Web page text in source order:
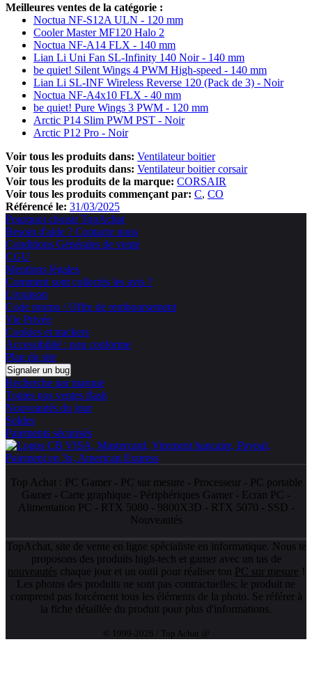
Meilleures ventes de la catégorie :
Noctua NF-S12A ULN - 120 mm
Cooler Master MF120 Halo 2
Noctua NF-A14 FLX - 140 mm
Lian Li Uni Fan SL-Infinity 140 Noir - 140 mm
be quiet! Silent Wings 4 PWM High-speed - 140 mm
Lian Li SL-INF Wireless Reverse 120 (Pack de 3) - Noir
Noctua NF-A4x10 FLX - 40 mm
be quiet! Pure Wings 3 PWM - 120 mm
Arctic P14 Slim PWM PST - Noir
Arctic P12 Pro - Noir
Voir tous les produits dans: Ventilateur boitier
Voir tous les produits dans: Ventilateur boitier corsair
Voir tous les produits de la marque: CORSAIR
Voir tous les produits commençant par: C CO
Référencé le: 31/03/2025
Pourquoi choisir TopAchat
Besoin d'aide ? Contacte nous
Conditions Générales de vente
CGU
Mentions légales
Comment sont collectés les avis ?
Livraison
Code promo / Offre de remboursement
Vie Privée
Cookies et trackers
Accessibilité : non conforme
Plan du site
Signaler un bug
Recherche par marque
Toutes nos ventes flash
Nouveautés du jour
Soldes
Paiements sécurisés
Top Achat : PC Gamer- PC sur mesure - Processeur- PC portable
Gamer - Carte graphique - Périphériques Gamer - Ecran PC -
Alimentation PC - RTX 5080 - 9800X3D - RTX 5070 - SSD -
Nouveautés
TopAchat, site de vente en ligne spécialiste en informatique. Nous te
proposons des produits high-tech et gamer avec un tas de
nouveautés chaque jour et un outil pour réaliser ton PC sur mesure !
Les photos des produits ne sont pas contractuelles; le produit ne
comprend pas forcément tous les éléments de la photo. Se référer à
la fiche détaillée du produit pour plus d'informations.
© 1999-2026 / Top Achat @